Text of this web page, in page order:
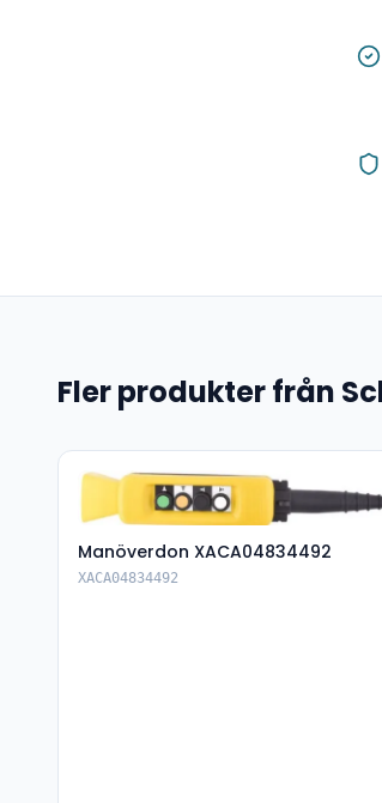
Fler produkter från
Manöverdon XACA04834492
XACA04834492